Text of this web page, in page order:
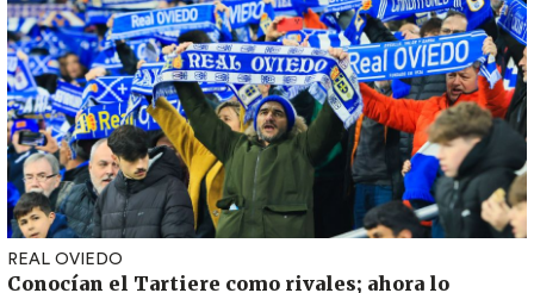
REAL OVIEDO
Conocían el Tartiere como rivales; ahora lo